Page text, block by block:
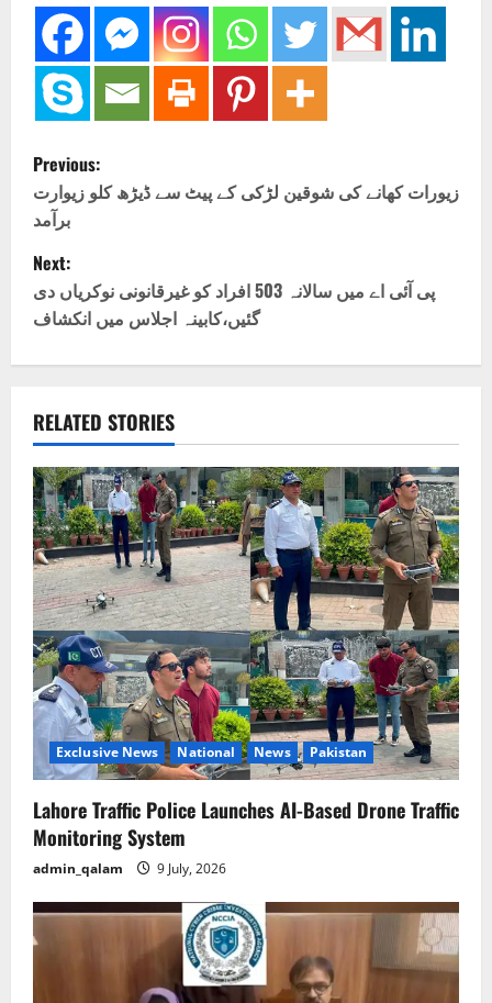
P
o
s
t
n
v
i
g
a
t
i
o
n
Previous:
زیورات کھانے کی شوقین لڑکی کے پیٹ سے ڈیڑھ کلو زیوارت
برآمد
Next:
پی آئی اے میں سالانہ 503 افراد کو غیرقانونی نوکریاں دی
گئیں،کابینہ اجلاس میں انکشاف
RELATED STORIES
Exclusive News National News Pakistan
Lahore Traffic Police Launches AI-Based Drone Traffic
Monitoring System
admin_qalam 9 July, 2026